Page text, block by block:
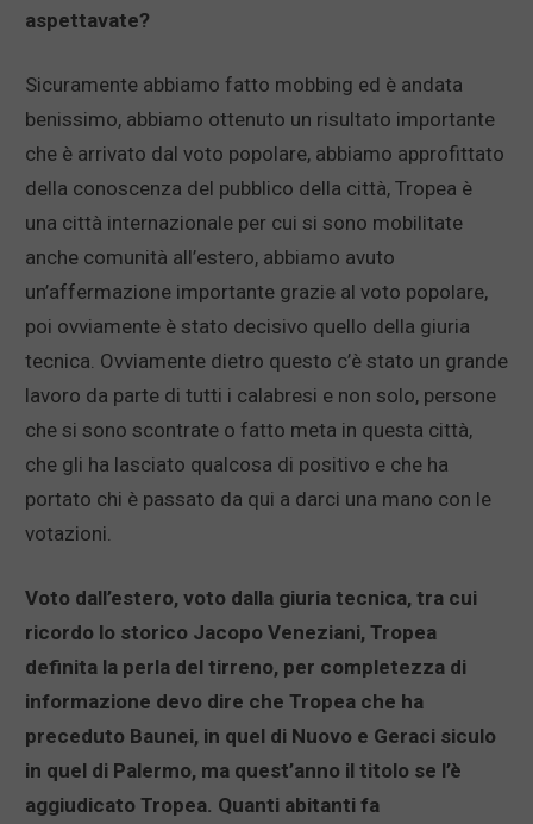
aspettavate?
Sicuramente abbiamo fatto mobbing ed è andata
benissimo, abbiamo ottenuto un risultato importante
che è arrivato dal voto popolare, abbiamo approfittato
della conoscenza del pubblico della città, Tropea è
una città internazionale per cui si sono mobilitate
anche comunità all’estero, abbiamo avuto
un’affermazione importante grazie al voto popolare,
poi ovviamente è stato decisivo quello della giuria
tecnica. Ovviamente dietro questo c’è stato un grande
lavoro da parte di tutti i calabresi e non solo, persone
che si sono scontrate o fatto meta in questa città,
che gli ha lasciato qualcosa di positivo e che ha
portato chi è passato da qui a darci una mano con le
votazioni.
Voto dall’estero, voto dalla giuria tecnica, tra cui
ricordo lo storico Jacopo Veneziani, Tropea
definita la perla del tirreno, per completezza di
informazione devo dire che Tropea che ha
preceduto Baunei, in quel di Nuovo e Geraci siculo
in quel di Palermo, ma quest’anno il titolo se l’è
aggiudicato Tropea. Quanti abitanti fa